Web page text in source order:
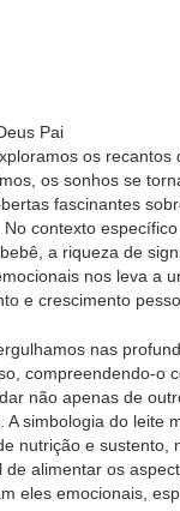
Pai
os recantos
os sonhos se
fascinantes
contexto
a riqueza de
nos leva a
e crescimento
nas
compreendendo-o
não apenas de
A simbologia do leite
nutrição e sustento,
de alimentar os
eles emocionais,